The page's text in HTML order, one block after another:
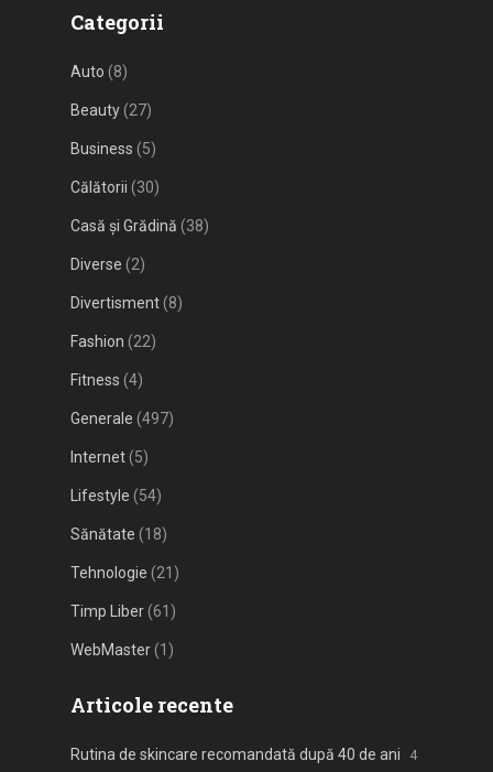
Categorii
Auto (8)
Beauty(27)
Business (5)
Călătorii (30)
Casă și Grădină (38)
Diverse (2)
Divertisment(8)
Fashion (22)
Fitness (4)
Generale (497)
Internet(5)
Lifestyle (54)
Sănătate (18)
Tehnologie (21)
Timp Liber(61)
WebMaster(1)
Articole recente
Rutina de skincare recomandată după 40 de ani 4